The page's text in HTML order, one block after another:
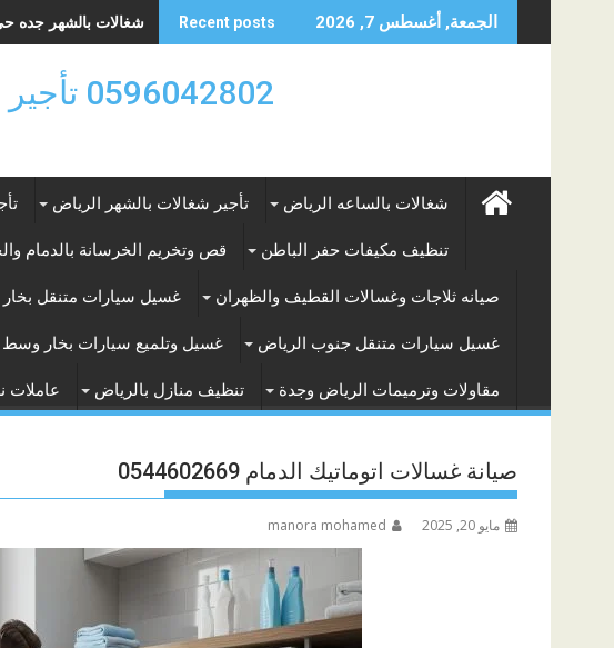
to
الجمعة, أغسطس 7, 2026 Recent posts شغالات بالشهر جده حى
0596042802 تأجير العماله المنزليه بالساعه والشهر بالرياض
شغالات بالساعه الرياض تأجير شغالات بالشهر الرياض
تنظيف مكيفات حفر الباطن قص وتخريم الخرسانة بالدمام
صيانه ثلاجات وغسالات القطيف والظهران غسيل سيارات متنقل
غسيل سيارات متنقل جنوب الرياض غسيل وتلميع سيارات بخار وسط
مقاولات وترميمات الرياض وجدة تنظيف منازل بالرياض عاملات
صيانة غسالات اتوماتيك الدمام 0544602669
مايو 20, 2025 manora mohamed